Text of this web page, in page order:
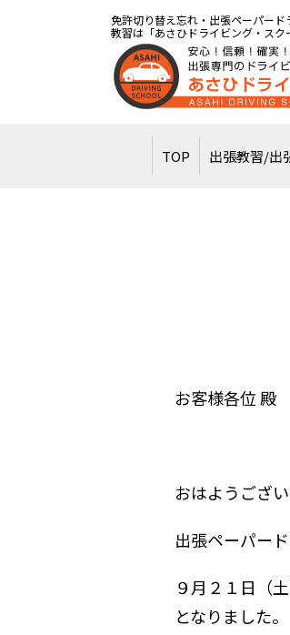
免許切り替え忘れ・出張ペーパー
教習は「あさひドライビング・スク
TOP 出張教習/出
お客様各位 殿
おはようござい
出張ペーパー
９月２１日（
となりました。